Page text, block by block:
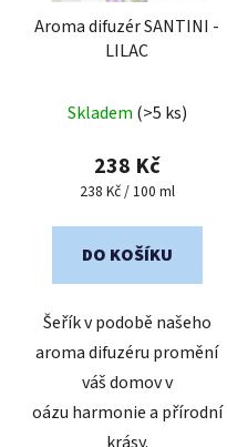
Aroma difuzér SANTINI -
LILAC
hodnocení
produktu
je
z
Skladem (>5 ks)
238 Kč
Měrná
238 Kč / 100 ml
DO KOŠÍKU
Šeřík v podobě našeho
aroma difuzéru promění
váš domov v
oázu harmonie a přírodní